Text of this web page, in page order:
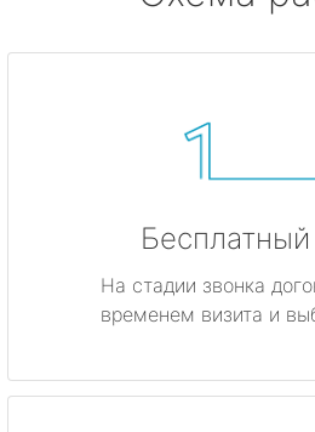
На стадии звонка
временем визита и